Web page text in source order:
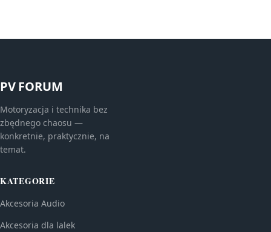
PV FORUM
Motoryzacja i technika bez
zbędnego chaosu —
konkretnie, praktycznie, na
temat.
KATEGORIE
Akcesoria Audio
Akcesoria dla lalek